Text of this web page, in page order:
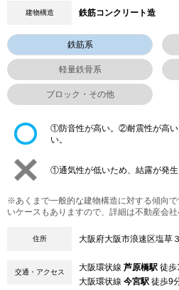
建物構造 鉄筋コンクリート造
鉄筋系
軽量鉄骨系
ブロック・その他
①防音性が高い。②耐震性が高
い。
①通気性が低いため、結露が発
※あくまで一般的な建物構造に対する傾向
いケースもありますので、詳細は不動産会社
住所 大阪府大阪市浪速区塩草
交通・アクセス 大阪環状線 芦原橋駅 徒歩
大阪環状線 今宮駅 徒歩9